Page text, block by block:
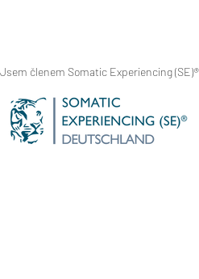
Jsem členem Somatic Experiencing (SE)®